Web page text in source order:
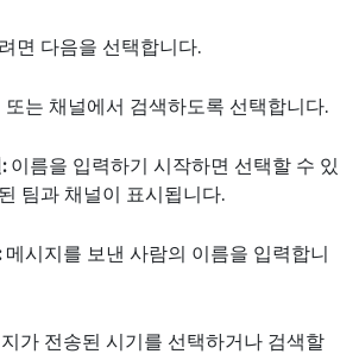
면 다음을 선택합니다.
는 채널에서 검색하도록 선택합니다.
이름을 입력하기 시작하면 선택할 수 있
팀과 채널이 표시됩니다.
메시지를 보낸 사람의 이름을 입력합니
가 전송된 시기를 선택하거나 검색할